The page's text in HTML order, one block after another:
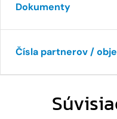
Dokumenty
Čísla partnerov /